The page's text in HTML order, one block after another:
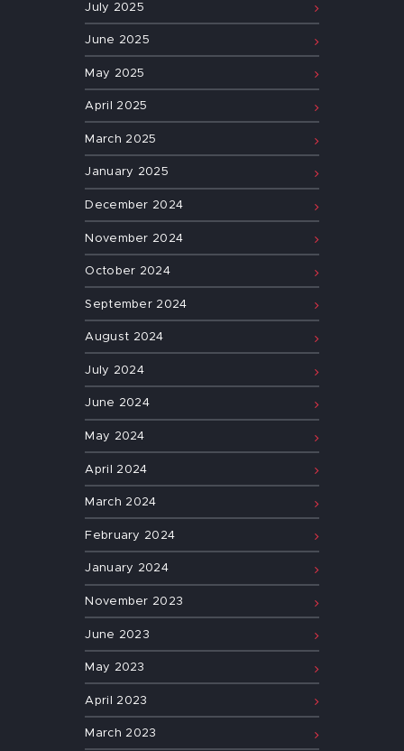
July 2025
June 2025
May 2025
April 2025
March 2025
January 2025
December 2024
November 2024
October 2024
September 2024
August 2024
July 2024
June 2024
May 2024
April 2024
March 2024
February 2024
January 2024
November 2023
June 2023
May 2023
April 2023
March 2023